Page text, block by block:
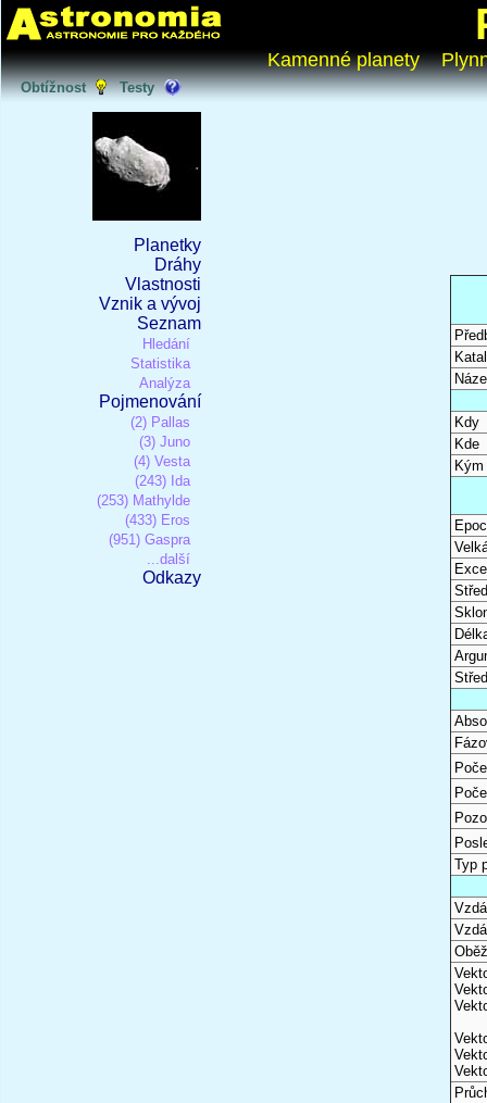
Kamenné planety
Obtížnost Testy
Planetky
Dráhy
Vlastnosti
Vznik a vývoj
Seznam
Hledání
Statistika
Analýza
Pojmenování
(2) Pallas
(3) Juno
(4) Vesta
(243) Ida
(253) Mathylde
(433) Eros
(951) Gaspra
...další
Odkazy
Kdy
Kde
Kým
Typ